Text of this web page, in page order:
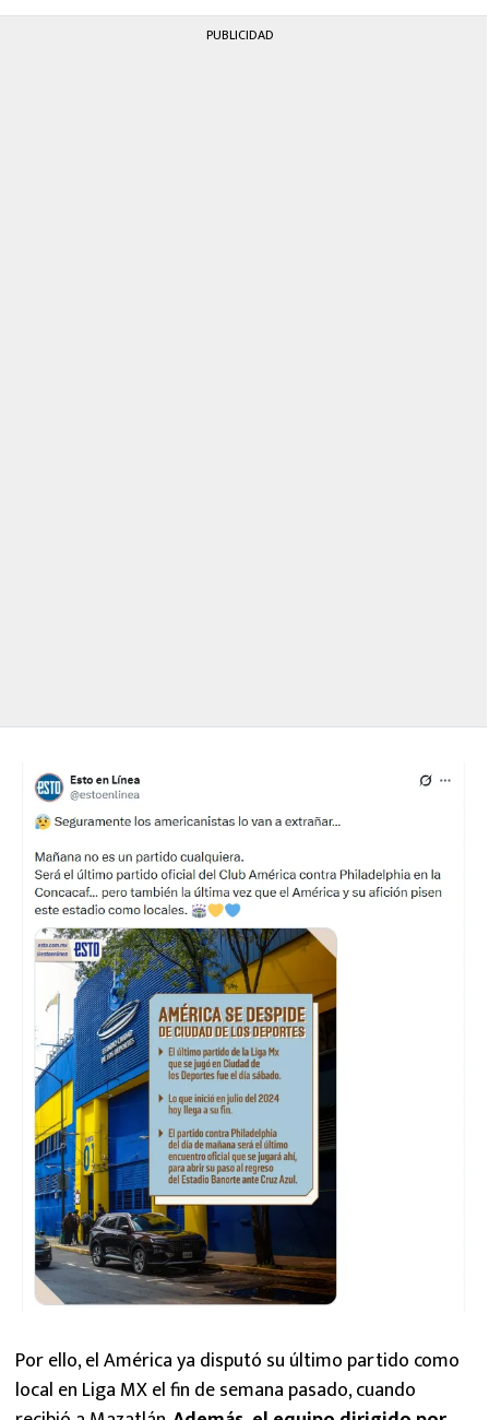
PUBLICIDAD
Por ello, el América ya disputó su último partido como
local en Liga MX el fin de semana pasado, cuando